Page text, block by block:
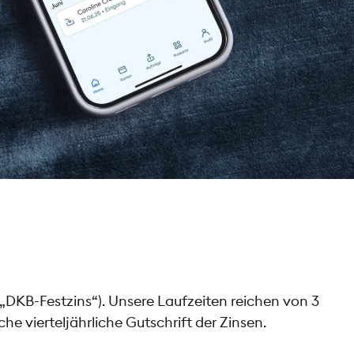
Festzins“). Unsere Laufzeiten reichen von 3
vierteljährliche Gutschrift der Zinsen.